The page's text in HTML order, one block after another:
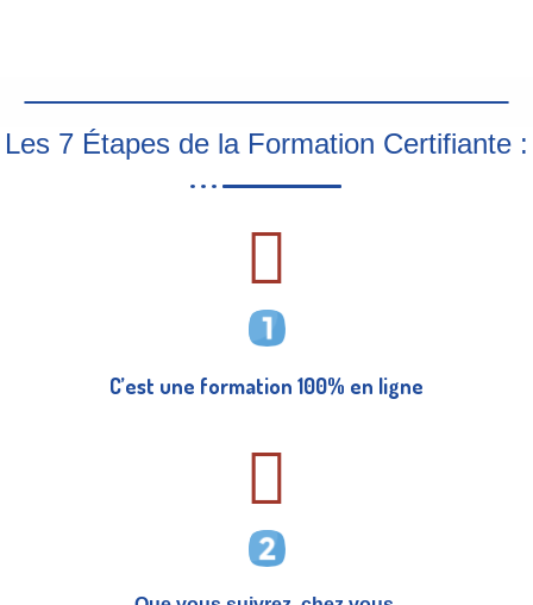
Les 7 Étapes de la Formation Certifiante :
C’est une formation 100% en ligne